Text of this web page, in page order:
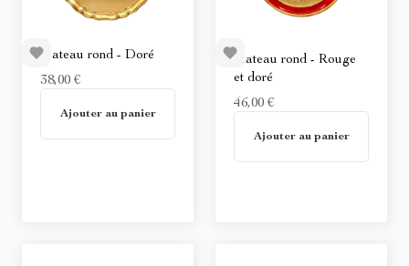
Plateau rond - Doré
38,00 €
Ajouter au panier
Plateau rond - Rouge
et doré
46,00 €
Ajouter au panier